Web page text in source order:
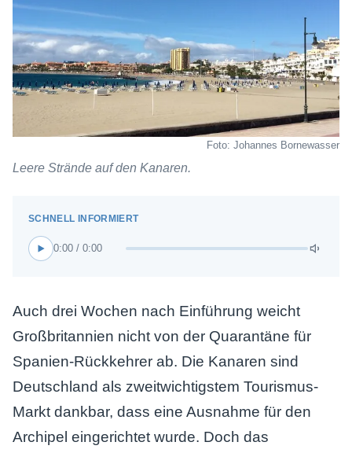
Foto: Johannes Bornewasser
Leere Strände auf den Kanaren.
0:00 / 0:00
Auch drei Wochen nach Einführung weicht
Großbritannien nicht von der Quarantäne für
Spanien-Rückkehrer ab. Die Kanaren sind
Deutschland als zweitwichtigstem Tourismus-
Markt dankbar, dass eine Ausnahme für den
Archipel eingerichtet wurde. Doch das